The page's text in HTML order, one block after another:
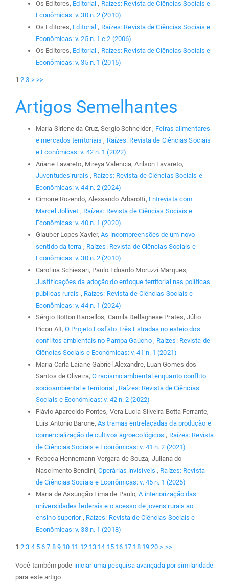
Os Editores, Editorial , Raízes: Revista de Ciências Sociais e
Econômicas: v. 30 n. 2 (2010)
Os Editores, Editorial , Raízes: Revista de Ciências Sociais e
Econômicas: v. 25 n. 1 e 2 (2006)
Os Editores, Editorial , Raízes: Revista de Ciências Sociais e
Econômicas: v. 35 n. 1 (2015)
1 2 3 > >>
Artigos Semelhantes
Maria Sirlene da Cruz, Sergio Schneider , Feiras alimentares
e mercados territoriais , Raízes: Revista de Ciências Sociais
e Econômicas: v. 42 n. 1 (2022)
Ariane Favareto, Mireya Valencia, Arilson Favareto,
Juventudes rurais , Raízes: Revista de Ciências Sociais e
Econômicas: v. 44 n. 2 (2024)
Cimone Rozendo, Alexsando Arbarotti, Entrevista com
Marcel Jollivet , Raízes: Revista de Ciências Sociais e
Econômicas: v. 40 n. 1 (2020)
Glauber Lopes Xavier,As incompreensões de um novo
sentido da terra , Raízes: Revista de Ciências Sociais e
Econômicas: v. 30 n. 2 (2010)
Carolina Schiesari, Paulo Eduardo Moruzzi Marques,
Justificações da adoção do enfoque territorial nas políticas
públicas rurais , Raízes: Revista de Ciências Sociais e
Econômicas: v. 44 n. 1 (2024)
Sérgio Botton Barcellos, Camila Dellagnese Prates, Júlio
Picon Alt,O Projeto Fosfato Três Estradas no esteio dos
conflitos ambientais no Pampa Gaúcho , Raízes: Revista de
Ciências Sociais e Econômicas: v. 41 n. 1 (2021)
Maria Carla Laiane Gabriel Alexandre, Luan Gomes dos
Santos de Oliveira, O racismo ambiental enquanto conflito
socioambiental e territorial , Raízes: Revista de Ciências
Sociais e Econômicas: v. 42 n. 2 (2022)
Flávio Aparecido Pontes, Vera Lucia Silveira Botta Ferrante,
Luis Antonio Barone,As tramas entrelaçadas da produção e
comercialização de cultivos agroecológicos , Raízes: Revista
de Ciências Sociais e Econômicas: v. 41 n. 2 (2021)
Rebeca Hennemann Vergara de Souza, Juliana do
Nascimento Bendini, Operárias invisíveis , Raízes: Revista
de Ciências Sociais e Econômicas: v. 45 n. 1 (2025)
Maria de Assunção Lima de Paulo,A interiorização das
universidades federais e o acesso de jovens rurais ao
ensino superior , Raízes: Revista de Ciências Sociais e
Econômicas: v. 38 n. 1 (2018)
1 2 3 4 5 6 7 8 9 10 11 12 13 14 15 16 17 18 19 20 > >>
Você também pode iniciar uma pesquisa avançada por similaridade
para este artigo.